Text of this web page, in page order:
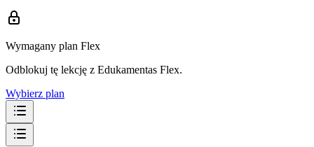
Wymagany plan Flex
Odblokuj tę lekcję z Edukamentas Flex.
Wybierz plan